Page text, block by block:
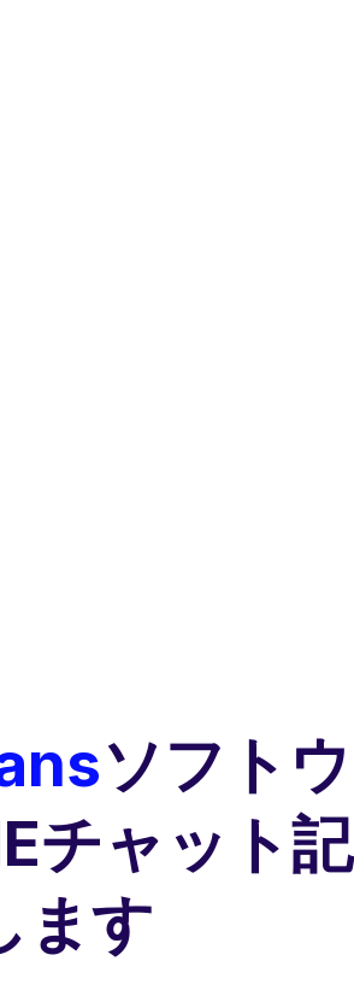
ソフトウ
チャット記
ます